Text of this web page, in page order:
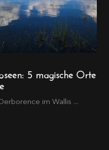
5 magische Orte
im Wallis ...